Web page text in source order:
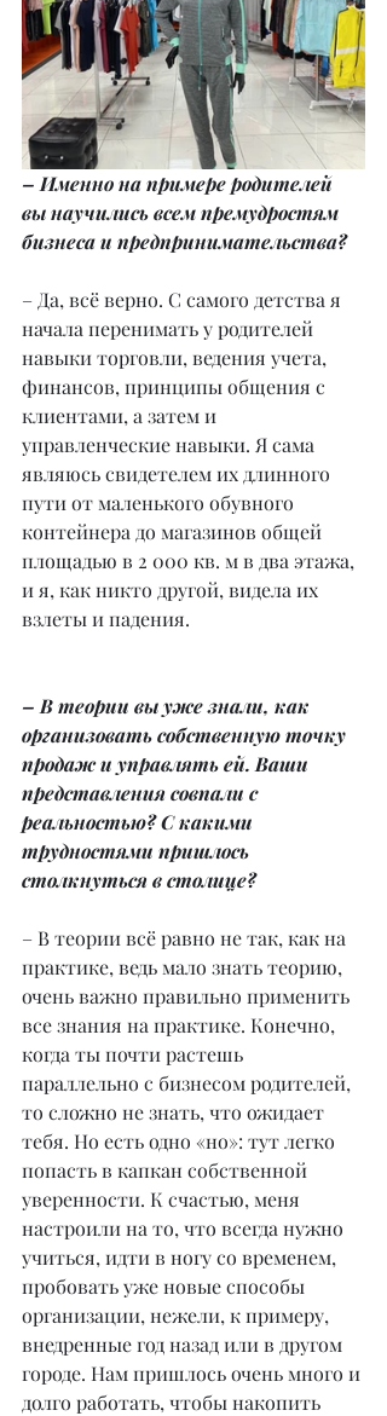
– Именно на примере родителей
вы научились всем премудростям
бизнеса и предпринимательства?
– Да, всё верно. С самого детства я
начала перенимать у родителей
навыки торговли, ведения учета,
финансов, принципы общения с
клиентами, а затем и
управленческие навыки. Я сама
являюсь свидетелем их длинного
пути от маленького обувного
контейнера до магазинов общей
площадью в 2 000 кв. м в два этажа,
и я, как никто другой, видела их
взлеты и падения.
– В теории вы уже знали, как
организовать собственную точку
продаж и управлять ей. Ваши
представления совпали с
реальностью? С какими
трудностями пришлось
столкнуться в столице?
– В теории всё равно не так, как на
практике, ведь мало знать теорию,
очень важно правильно применить
все знания на практике. Конечно,
когда ты почти растешь
параллельно с бизнесом родителей,
то сложно не знать, что ожидает
тебя. Но есть одно «но»: тут легко
попасть в капкан собственной
уверенности. К счастью, меня
настроили на то, что всегда нужно
учиться, идти в ногу со временем,
пробовать уже новые способы
организации, нежели, к примеру,
внедренные год назад или в другом
городе. Нам пришлось очень много и
долго работать, чтобы накопить